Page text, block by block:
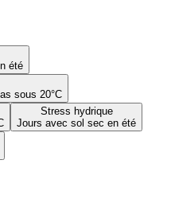
été
sous 20°C
Stress hydrique
Jours avec sol sec en été